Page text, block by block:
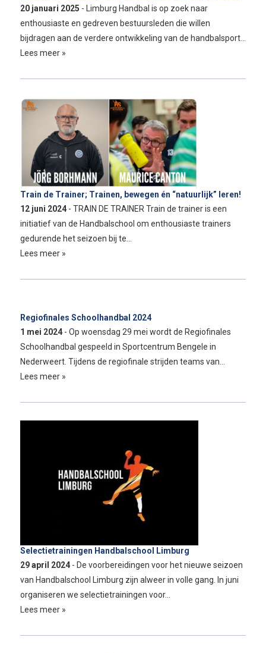
20 januari 2025 - Limburg Handbal is op zoek naar
enthousiaste en gedreven bestuursleden die willen
bijdragen aan de verdere ontwikkeling van de handbalsport…
Lees meer »
Train de Trainer; Trainen, bewegen én “natuurlijk” leren!
12 juni 2024 - TRAIN DE TRAINER Train de trainer is een
initiatief van de Handbalschool om enthousiaste trainers
gedurende het seizoen bij te…
Lees meer »
Regiofinales Schoolhandbal 2024
1 mei 2024 - Op woensdag 29 mei wordt de Regiofinales
Schoolhandbal gespeeld in Sportcentrum Bengele in
Nederweert. Tijdens de regiofinale strijden teams van…
Lees meer »
Selectietrainingen Handbalschool Limburg
29 april 2024 - De voorbereidingen voor het nieuwe seizoen
van Handbalschool Limburg zijn alweer in volle gang. In juni
organiseren we selectietrainingen voor…
Lees meer »